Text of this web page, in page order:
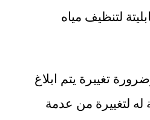
لتنظيف مياه
تغييرة يتم ابلاغ
له لتغييرة من عدمة